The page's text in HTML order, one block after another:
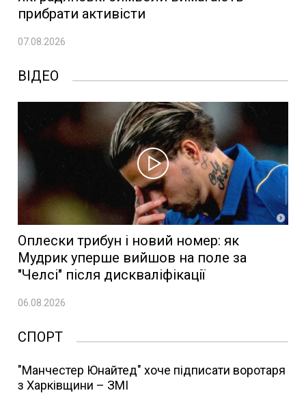
прибрати активісти
07.08.2026
ВІДЕО
Оплески трибун і новий номер: як
Мудрик уперше вийшов на поле за
"Челсі" після дискваліфікації
06.08.2026
СПОРТ
"Манчестер Юнайтед" хоче підписати воротаря
з Харківщини – ЗМІ